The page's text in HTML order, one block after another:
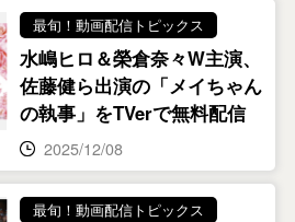
最旬！動画配信トピックス
水嶋ヒロ＆榮倉奈々W主演、
佐藤健ら出演の「メイちゃん
の執事」をTVerで無料配信
2025/12/08
最旬！動画配信トピックス